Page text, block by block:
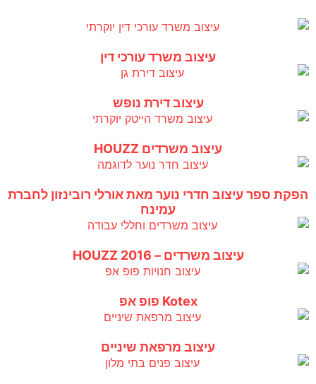
עיצוב משרד עורכי דין
עיצוב דירת נופש
עיצוב משרדים HOUZZ
הפקת ספר עיצוב חדרי נוער מאת אורלי רובינזון לחברת
עמינח
עיצוב משרדים – HOUZZ 2016
Kotex פופ אפ
עיצוב מרפאת שיניים